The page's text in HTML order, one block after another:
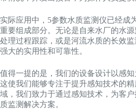
实际应用中，5参数水质监测仪已经成
重要组成部分。无论是自来水厂的水
处理过程跟踪，或是河流水质的长效
强大的实用性和可靠性。
值得一提的是，我们的设备设计以感知
这使我们能够专注于提升感知技术的
域，我们致力于通过感知技术，为客
质监测解决方案。